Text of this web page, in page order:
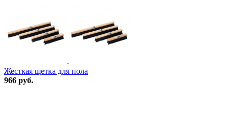
Жесткая щетка для пола
966 руб.